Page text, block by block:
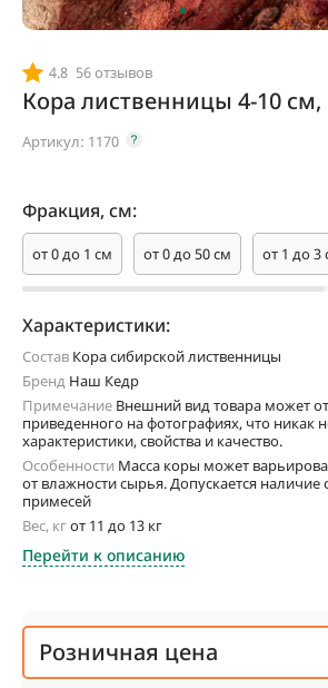
4.8 56 отзывов
Кора лиственницы 4-10 см,
Артикул: 1170
Фракция, см:
от 0 до 1 см от 0 до 50 см от 1 до 3
Характеристики:
Состав Кора сибирской лиственницы
Бренд Наш Кедр
Примечание Внешний вид товара может
приведенного на фотографиях, что никак
характеристики, свойства и качество.
Особенности Масса коры может
от влажности сырья. Допускается
примесей
Вес, кгот 11 до 13 кг
Перейти к описанию
Розничная цена